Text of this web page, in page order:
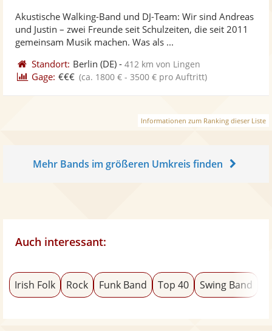
Fotos
5
Akustische Walking-Band und DJ-Team: Wir sind Andreas
und Justin – zwei Freunde seit Schulzeiten, die seit 2011
gemeinsam Musik machen. Was als ...
Standort: Berlin (DE) -412 km von Lingen
Gage: €€€ (ca. 1800 € - 3500 € pro Auftritt)
Informationen zum Ranking dieser Liste
Mehr Bands im größeren Umkreis finden
Auch interessant:
Irish Folk Rock Funk Band Top 40 Swing Band